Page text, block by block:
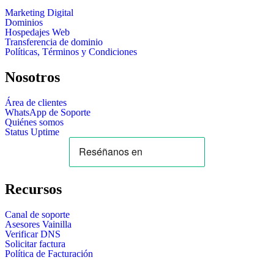
Marketing Digital
Dominios
Hospedajes Web
Transferencia de dominio
Políticas, Términos y Condiciones
Nosotros
Área de clientes
WhatsApp de Soporte
Quiénes somos
Status Uptime
Recursos
Canal de soporte
Asesores Vainilla
Verificar DNS
Solicitar factura
Política de Facturación